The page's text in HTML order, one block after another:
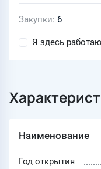
Закупки 6
Я здесь работаю
Наименование
Год открытия